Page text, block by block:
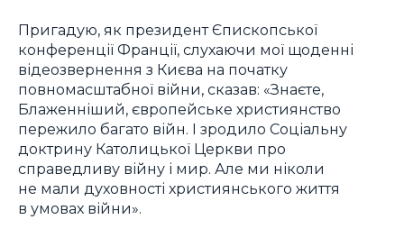
Пригадую, як президент Єпископської
конференції Франції, слухаючи мої щоденні
відеозвернення з Києва на початку
повномасштабної війни, сказав: «Знаєте,
Блаженніший, європейське християнство
пережило багато війн. І зродило Соціальну
доктрину Католицької Церкви про
справедливу війну і мир. Але ми ніколи
не мали духовності християнського життя
в умовах війни».